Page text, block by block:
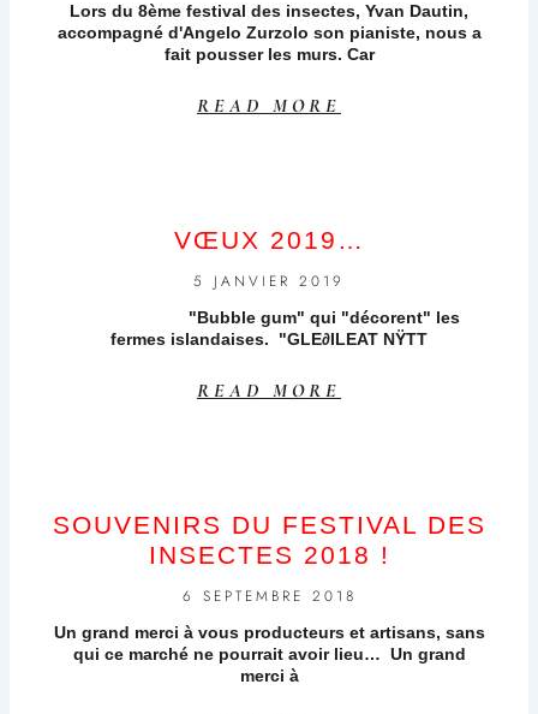
Lors du 8ème festival des insectes, Yvan Dautin,
accompagné d'Angelo Zurzolo son pianiste, nous a
fait pousser les murs. Car
READ MORE
VŒUX 2019…
5 JANVIER 2019
"Bubble gum" qui "décorent" les
fermes islandaises. "GLE∂ILEAT NŸTT
READ MORE
SOUVENIRS DU FESTIVAL DES
INSECTES 2018 !
6 SEPTEMBRE 2018
Un grand merci à vous producteurs et artisans, sans
qui ce marché ne pourrait avoir lieu… Un grand
merci à